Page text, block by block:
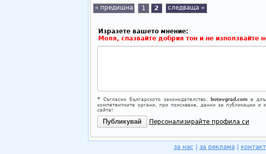
« предишна 1 2 следваща »
Изразете вашето мнение:
Моля, спазвайте добрия тон и не използвайте
*Съгласно българското законодателство, botevgrad.comе
компетентните органи, при поискване, данни за публикации и
сайта!
Персонализирайте профила си
за нас за реклама|